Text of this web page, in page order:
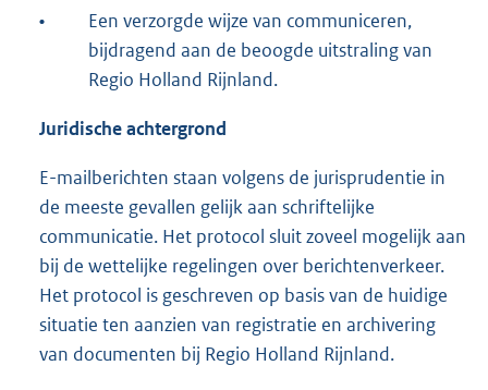
•
Een verzorgde wijze van communiceren,
bijdragend aan de beoogde uitstraling van
Regio Holland Rijnland.
Juridische achtergrond
E-mailberichten staan volgens de jurisprudentie in
de meeste gevallen gelijk aan schriftelijke
communicatie. Het protocol sluit zoveel mogelijk aan
bij de wettelijke regelingen over berichtenverkeer.
Het protocol is geschreven op basis van de huidige
situatie ten aanzien van registratie en archivering
van documenten bij Regio Holland Rijnland.